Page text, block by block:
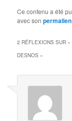
Ce contenu a été
avec sonpermalien
2 RÉFLEXIONS SUR «
DESNOS »